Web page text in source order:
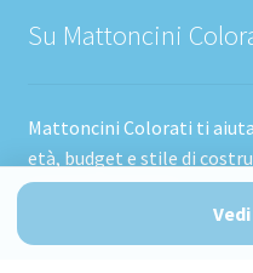
Su Mattoncini
Mattoncini Colorati ti
età, budget e stile di
possono cambiare.